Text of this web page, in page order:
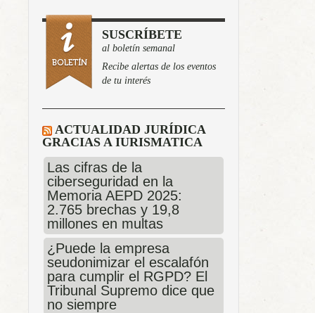
SUSCRÍBETE
al boletín semanal
Recibe alertas de los eventos
de tu interés
ACTUALIDAD JURÍDICA
GRACIAS A IURISMATICA
Las cifras de la
ciberseguridad en la
Memoria AEPD 2025:
2.765 brechas y 19,8
millones en multas
¿Puede la empresa
seudonimizar el escalafón
para cumplir el RGPD? El
Tribunal Supremo dice que
no siempre